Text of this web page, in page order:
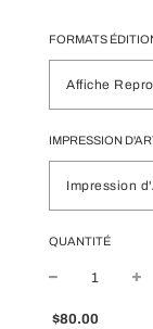
FORMATS
Affiche
IMPRESSION
Impression
QUANTITÉ
Prix
Prix
$80.00